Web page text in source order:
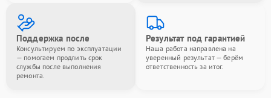
Поддержка после
Консультируем по эксплуатации
— помогаем продлить срок
службы после выполнения
ремонта.
Результат под гарантией
Наша работа направлена на
уверенный результат — берём
ответственность за итог.